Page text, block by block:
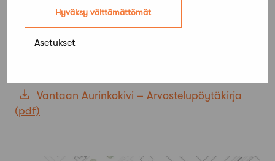
Hyväksy välttämättömät
Asetukset
Vantaan Aurinkokivi – Kilpailuohjelma
Vantaan Aurinkokivi – Arvostelupöytäkirja